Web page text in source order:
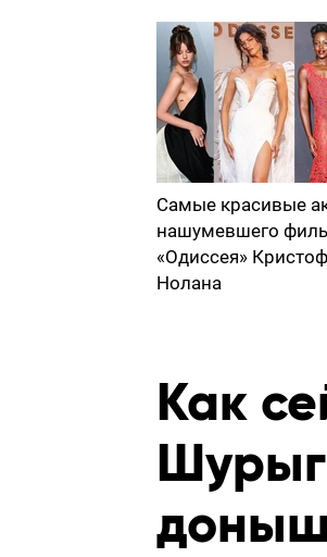
Самые красивые
нашумевшего
«Одиссея»
Нолана
Как